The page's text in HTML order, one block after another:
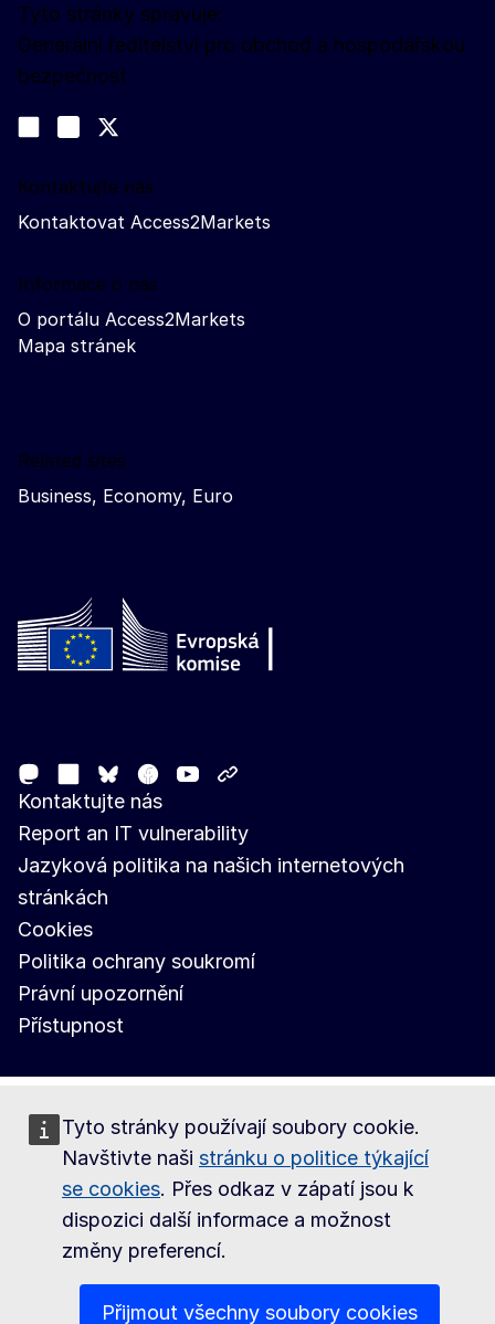
Tyto stránky používají soubory cookie.
Navštivte naši stránku o politice týkající
se cookies. Přes odkaz v zápatí jsou k
dispozici další informace a možnost
změny preferencí.
Přijmout všechny soubory cookies
Tyto stránky spravuje:
Generální ředitelství pro obchod a hospodářskou
bezpečnost
Join us on LinkedIn
Trade-Off podcast
Kontaktujte nás
Kontaktovat Access2Markets
Informace o nás
O portálu Access2Markets
Mapa stránek
Related sites
Business, Economy, Euro
MastodonLinkedIn
Bluesky
Facebook
Youtube
Kontaktujte nás
Report an IT vulnerability
Jazyková politika na našich internetových
stránkách
Cookies
Politika ochrany soukromí
Právní upozornění
Přístupnost